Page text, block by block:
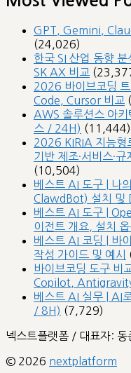
GPT, Gemini,
(24,026)
한국 SI 산업 동향
SK AX 비교
2026 바이브코딩
Code, Cursor 비교
AWS 솔루션스 아키
스 / 24H) (11,444)
2026 KIRIA 지능형
기반 제조·서비스·
(10,504)
베스트 AI 도구 | 나
ClawdBot) 설치 및
베스트 AI 도구 |
이전트 개요, 설치
베스트 AI 코딩 | 바
작성 가이드 및 예시
바이브코딩 도구
Copilot,
베스트 AI 실무 | AI
/ 8H) (7,729)
넥스트플랫폼 / 대표자:
© 2026 nextplatform